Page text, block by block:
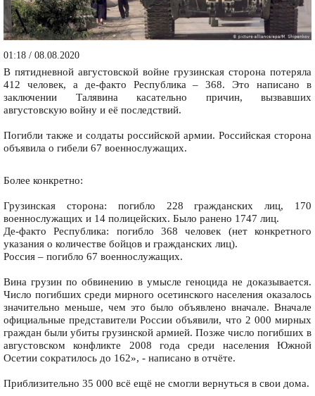
01:18 / 08.08.2020
В пятидневной августовской войне грузинская сторона потеряла
412 человек, а де-факто Республика – 368. Это написано в
заключении Талявина касательно причин, вызвавших
августовскую войну и её последствий.
Погибли также и солдаты российской армии. Российская сторона
объявила о гибели 67 военнослужащих.
Более конкретно:
Грузинская сторона: погибло 228 гражданских лиц, 170
военнослужащих и 14 полицейских. Было ранено 1747 лиц.
Де-факто Республика: погибло 368 человек (нет конкретного
указания о количестве бойцов и гражданских лиц).
Россия – погибло 67 военнослужащих.
Вина грузин по обвинению в умысле геноцида не доказывается.
Число погибших среди мирного осетинского населения оказалось
значительно меньше, чем это было объявлено вначале. Вначале
официальные представители России объявили, что 2 000 мирных
граждан были убиты грузинской армией. Позже число погибших в
августовском конфликте 2008 года среди населения Южной
Осетии сократилось до 162», - написано в отчёте.
Приблизительно 35 000 всё ещё не смогли вернуться в свои дома.